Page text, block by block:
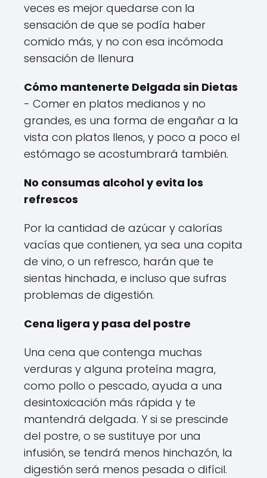
veces es mejor quedarse con la
sensación de que se podía haber
comido más, y no con esa incómoda
sensación de llenura
Cómo mantenerte Delgada sin Dietas
- Comer en platos medianos y no
grandes, es una forma de engañar a la
vista con platos llenos, y poco a poco el
estómago se acostumbrará también.
No consumas alcohol y evita los
refrescos
Por la cantidad de azúcar y calorías
vacías que contienen, ya sea una copita
de vino, o un refresco, harán que te
sientas hinchada, e incluso que sufras
problemas de digestión.
Cena ligera y pasa del postre
Una cena que contenga muchas
verduras y alguna proteína magra,
como pollo o pescado, ayuda a una
desintoxicación más rápida y te
mantendrá delgada. Y si se prescinde
del postre, o se sustituye por una
infusión, se tendrá menos hinchazón, la
digestión será menos pesada o difícil.